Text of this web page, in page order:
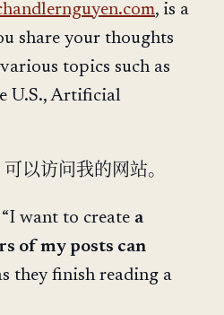
, is a
share your thoughts
topics such as
U.S., Artificial
以访问我的网站。
want to create a
of my posts can
they finish reading a